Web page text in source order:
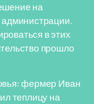
на
администрации.
в этих
прошло
фермер Иван
теплицу на